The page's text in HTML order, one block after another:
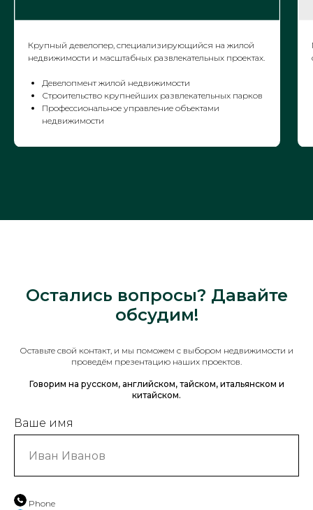
Крупный девелопер, специализирующийся на жилой
недвижимости и масштабных развлекательных проектах.
Девелопмент жилой недвижимости
Строительство крупнейших развлекательных парков
Профессиональное управление объектами
недвижимости
Остались вопросы? Давайте
обсудим!
Оставьте свой контакт, и мы поможем с выбором недвижимости и
проведём презентацию наших проектов.
Говорим на русском, английском, тайском, итальянском и
китайском.
Ваше имя
Phone